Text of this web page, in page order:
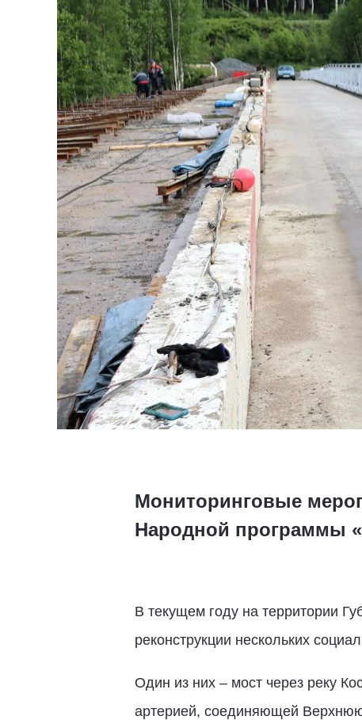
Мониторинговые
Народной программы
В текущем году на территории
реконструкции нескольких
Один из них – мост через реку
артерией, соединяющей Верхнюю